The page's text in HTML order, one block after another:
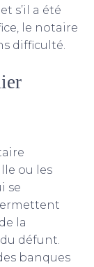
et s’il a été
le notaire
difficulté.
ou les
se
la
défunt.
banques